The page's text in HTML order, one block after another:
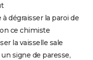
dégraisser la paroi de
ce chimiste
la vaisselle sale
signe de paresse,